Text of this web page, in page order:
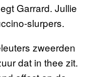
Garrard. Jullie
slurpers.
zweerden
dat in thee zit.